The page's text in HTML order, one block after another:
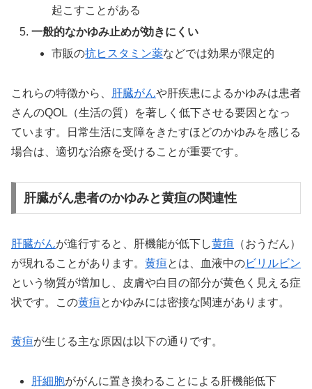
起こすことがある
一般的なかゆみ止めが効きにくい
市販の抗ヒスタミン薬などでは効果が限定的
これらの特徴から、 肝臓がんや肝疾患によるかゆみは患者
さんのQOL（生活の質）を著しく低下させる要因となっ
ています。日常生活に支障をきたすほどのかゆみを感じる
場合は、適切な治療を受けることが重要です。
肝臓がん患者のかゆみと黄疸の関連性
肝臓がんが進行すると、肝機能が低下し黄疸 （おうだん）
が現れることがあります。 黄疸とは、血液中のビリルビン
という物質が増加し、皮膚や白目の部分が黄色く見える症
状です。この黄疸とかゆみには密接な関連があります。
黄疸が生じる主な原因は以下の通りです。
肝細胞ががんに置き換わることによる肝機能低下